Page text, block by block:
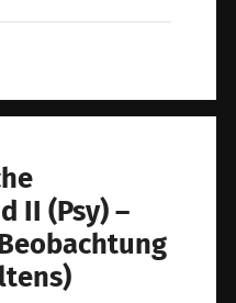
II (Psy) –